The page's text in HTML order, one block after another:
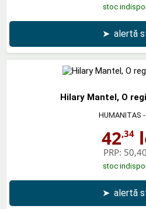
stoc
➤ alertă
Hilary Mantel, O
HUMANITAS
42,34
PRP:
stoc
➤ alertă